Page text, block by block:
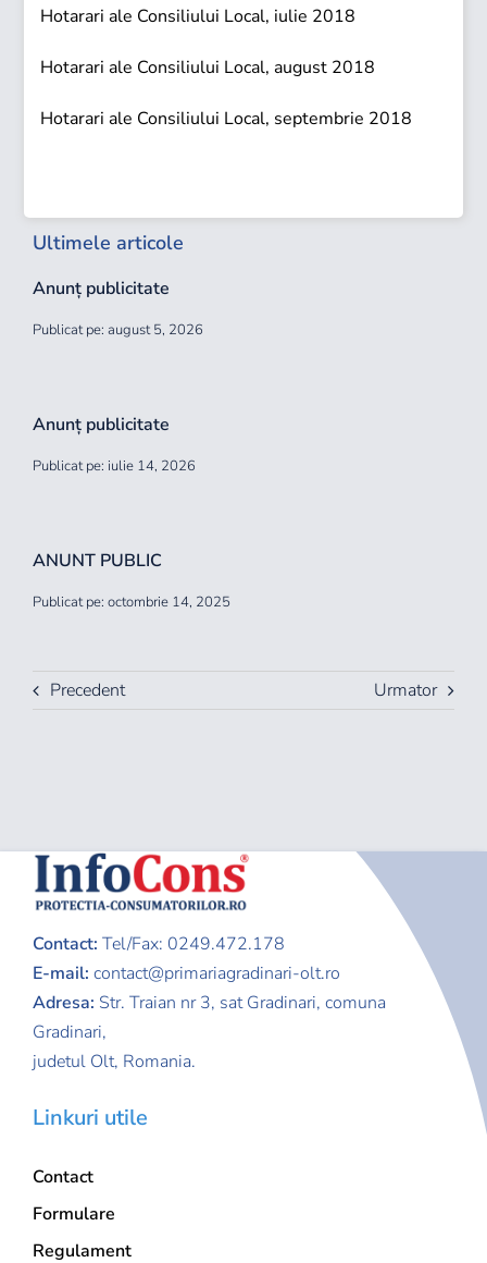
Hotarari ale Consiliului Local, iulie 2018
Hotarari ale Consiliului Local, august 2018
Hotarari ale Consiliului Local, septembrie 2018
Ultimele articole
Anunț publicitate
Publicat pe: august 5, 2026
Anunț publicitate
Publicat pe: iulie 14, 2026
ANUNT PUBLIC
Publicat pe: octombrie 14, 2025
Precedent Urmator
Contact: Tel/Fax: 0249.472.178
E-mail: contact@primariagradinari-olt.ro
Adresa: Str. Traian nr 3, sat Gradinari, comuna
Gradinari,
judetul Olt, Romania.
Linkuri utile
Contact
Formulare
Regulament